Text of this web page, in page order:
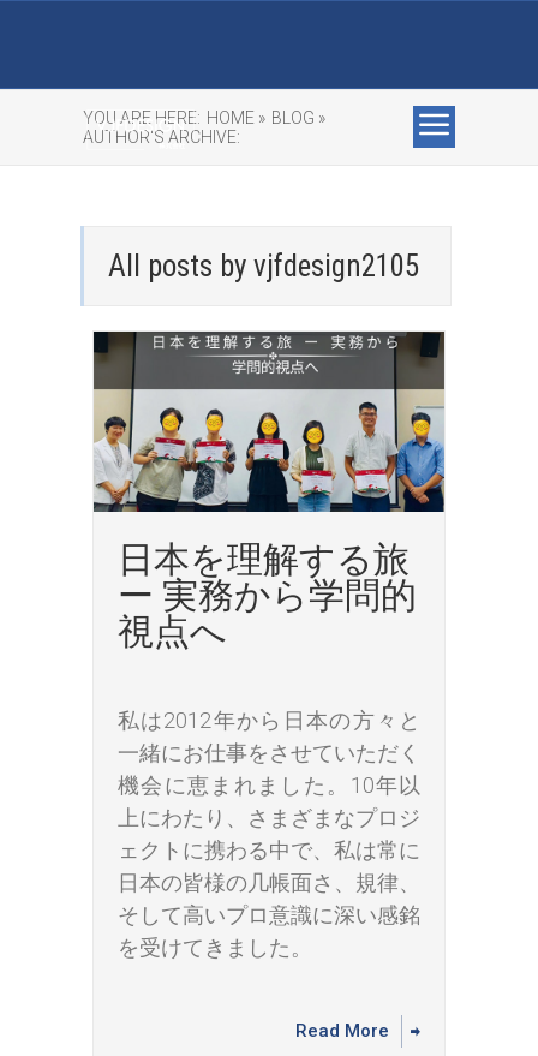
YOU ARE HERE: HOME » BLOG »
AUTHOR'S ARCHIVE:
All posts by vjfdesign2105
日本を理解する旅
ー 実務から学問的
視点へ
私は2012年から日本の方々と
一緒にお仕事をさせていただく
機会に恵まれました。10年以
上にわたり、さまざまなプロジ
ェクトに携わる中で、私は常に
日本の皆様の几帳面さ、規律、
そして高いプロ意識に深い感銘
を受けてきました。
Read More